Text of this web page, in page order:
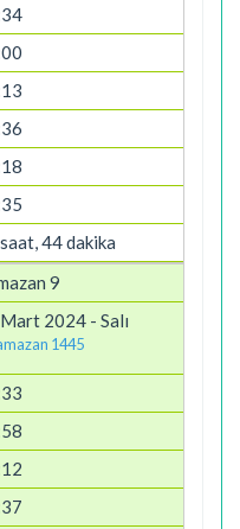
44 dakika
9
2024 - Salı
1445